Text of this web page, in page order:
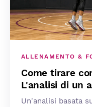
ALLENAMENTO &
Come tirare
L'analisi di un
Un'analisi basata